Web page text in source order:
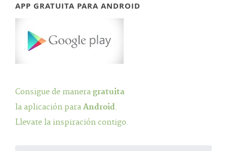
APP GRATUITA PARA ANDROID
Consigue de manera gratuita
la aplicación para Android.
Llevate la inspiración contigo.